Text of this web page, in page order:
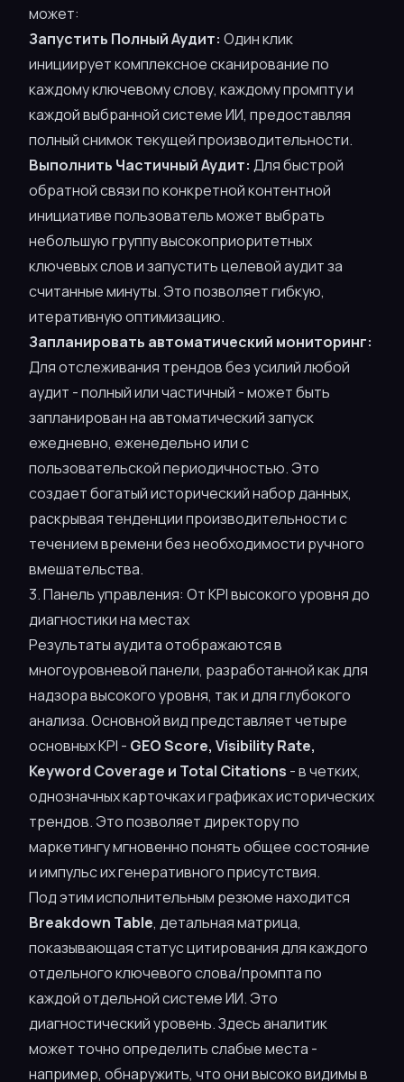
может:
Запустить Полный Аудит: Один клик
инициирует комплексное сканирование по
каждому ключевому слову, каждому промпту и
каждой выбранной системе ИИ, предоставляя
полный снимок текущей производительности.
Выполнить Частичный Аудит: Для быстрой
обратной связи по конкретной контентной
инициативе пользователь может выбрать
небольшую группу высокоприоритетных
ключевых слов и запустить целевой аудит за
считанные минуты. Это позволяет гибкую,
итеративную оптимизацию.
Запланировать автоматический мониторинг:
Для отслеживания трендов без усилий любой
аудит - полный или частичный - может быть
запланирован на автоматический запуск
ежедневно, еженедельно или с
пользовательской периодичностью. Это
создает богатый исторический набор данных,
раскрывая тенденции производительности с
течением времени без необходимости ручного
вмешательства.
3. Панель управления: От KPI высокого уровня до
диагностики на местах
Результаты аудита отображаются в
многоуровневой панели, разработанной как для
надзора высокого уровня, так и для глубокого
анализа. Основной вид представляет четыре
основных KPI - GEO Score, Visibility Rate,
Keyword Coverage и Total Citations - в четких,
однозначных карточках и графиках исторических
трендов. Это позволяет директору по
маркетингу мгновенно понять общее состояние
и импульс их генеративного присутствия.
Под этим исполнительным резюме находится
Breakdown Table, детальная матрица,
показывающая статус цитирования для каждого
отдельного ключевого слова/промпта по
каждой отдельной системе ИИ. Это
диагностический уровень. Здесь аналитик
может точно определить слабые места -
например, обнаружить, что они высоко видимы в